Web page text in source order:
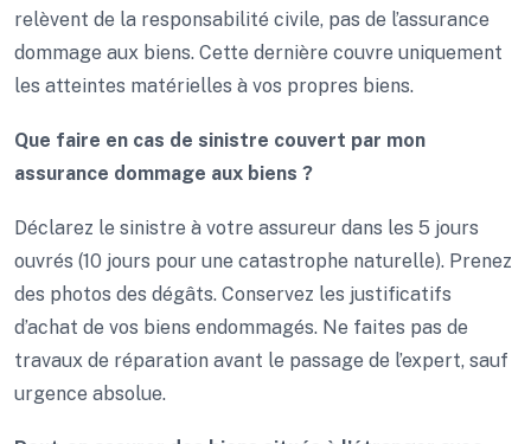
relèvent de la responsabilité civile, pas de l’assurance
dommage aux biens. Cette dernière couvre uniquement
les atteintes matérielles à vos propres biens.
Que faire en cas de sinistre couvert par mon
assurance dommage aux biens ?
Déclarez le sinistre à votre assureur dans les 5 jours
ouvrés (10 jours pour une catastrophe naturelle). Prenez
des photos des dégâts. Conservez les justificatifs
d’achat de vos biens endommagés. Ne faites pas de
travaux de réparation avant le passage de l’expert, sauf
urgence absolue.